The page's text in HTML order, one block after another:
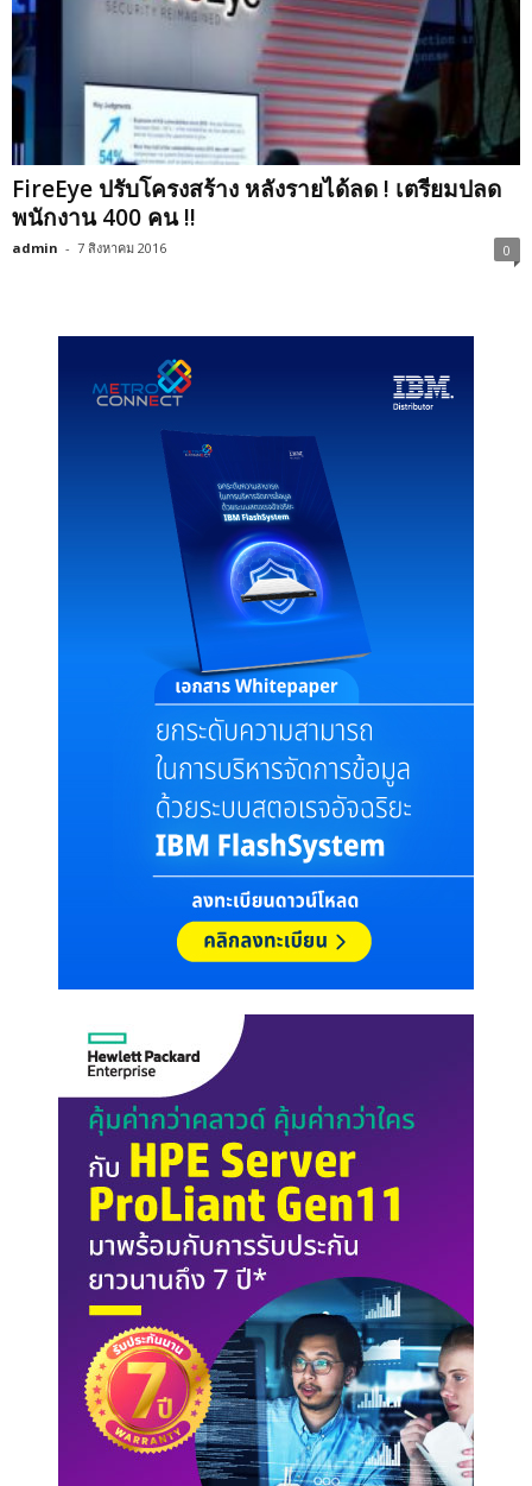
FireEye ปรับโครงสร้าง หลังรายได้ลด ! เตรียมปลด
พนักงาน 400 คน !!
admin - 7 สิงหาคม 2016 0